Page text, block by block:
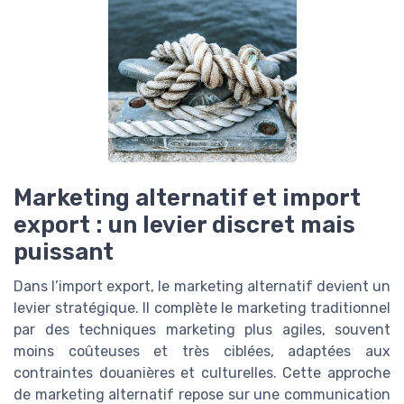
Marketing alternatif et import
export : un levier discret mais
puissant
Dans l’import export, le marketing alternatif devient un
levier stratégique. Il complète le marketing traditionnel
par des techniques marketing plus agiles, souvent
moins coûteuses et très ciblées, adaptées aux
contraintes douanières et culturelles. Cette approche
de marketing alternatif repose sur une communication